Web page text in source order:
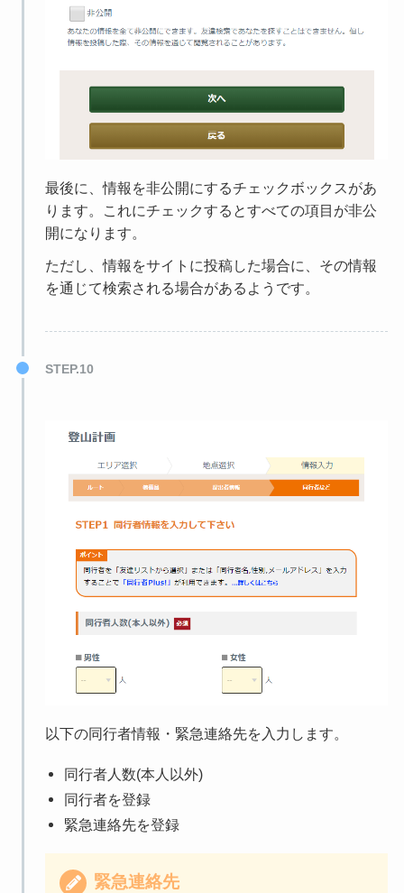
最後に、情報を非公開にするチェックボックスがあ
ります。これにチェックするとすべての項目が非公
開になります。
ただし、情報をサイトに投稿した場合に、その情報
を通じて検索される場合があるようです。
STEP.10
以下の同行者情報・緊急連絡先を入力します。
同行者人数(本人以外)
同行者を登録
緊急連絡先を登録
緊急連絡先